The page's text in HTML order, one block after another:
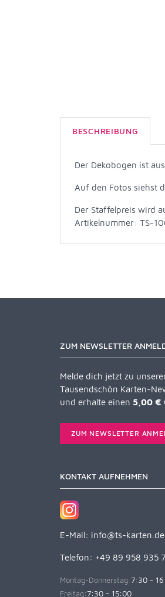
BESCHREIBUNG
Der Dekobogen ist
Auf den Fotos siehst
Der Staffelpreis wird
Artikelnummer: TS-
ZUM NEWSLETTER
Melde dich jetzt zu
Tausendschön Karten-
und erhalte einen 5,00 €
ZUM NEWSLETTER
KONTAKT AUFNEHMEN
E-Mail: info@ts-karten.de
Telefon: +49 89 958 935
Montag-Donnerstag:7:30 -
Freitag:7:30 - 15:00